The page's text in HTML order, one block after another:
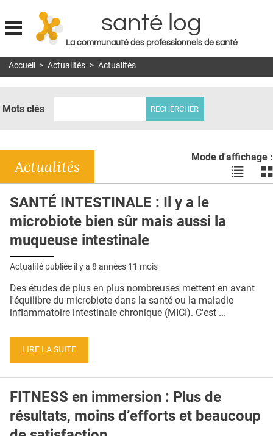
Jump to navigation
santé log
La communauté des professionnels de santé
MON COMPTE
DOSSIERS
RÉSEAUX
E-REVUE SAD
L'APP
PUBLICITÉ
CONTACT
Accueil > Actualités > Actualités
Mots clés
Mode d'affichage :
Voir
les
les
Actualités
SANTÉ INTESTINALE : Il y a le
microbiote bien sûr mais aussi la
muqueuse intestinale
Actualité publiée il y a 8 années 11 mois
Des études de plus en plus nombreuses mettent en avant
l'équilibre du microbiote dans la santé ou la maladie
inflammatoire intestinale chronique (MICI). C'est ...
LIRE LA SUITE
FITNESS en immersion : Plus de
résultats, moins d’efforts et beaucoup